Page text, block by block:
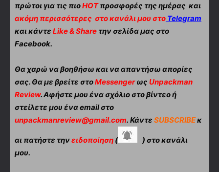
πρώτοι για τις πιοHOTπροσφορές της ημέρας και
ακόμη περισσότερες στο κανάλι μου στο Telegram
και κάντε Like & Share την σελίδα μας στο
Facebook.
Θα χαρώ να βοηθήσω και να απαντήσω απορίες
σας. Θα με βρείτε στοMessengerως Unpackman
Review. Αφήστε μου ένα σχόλιο στο βίντεο ή
στείλετε μου ένα email στο
unpackmanreview@gmail.com. Κάντε SUBSCRIBEκ
αι πατήστε τηνειδοποίηση (
) στο κανάλι
μου.